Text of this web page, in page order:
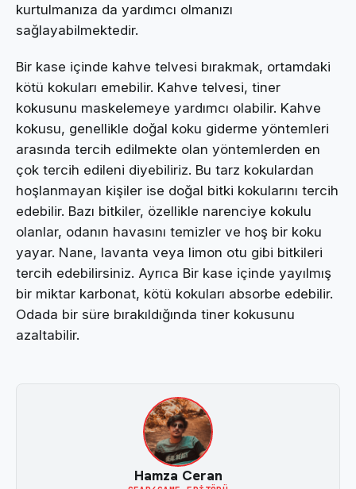
kurtulmanıza da yardımcı olmanızı
sağlayabilmektedir.
Bir kase içinde kahve telvesi bırakmak, ortamdaki
kötü kokuları emebilir. Kahve telvesi, tiner
kokusunu maskelemeye yardımcı olabilir. Kahve
kokusu, genellikle doğal koku giderme yöntemleri
arasında tercih edilmekte olan yöntemlerden en
çok tercih edileni diyebiliriz. Bu tarz kokulardan
hoşlanmayan kişiler ise doğal bitki kokularını tercih
edebilir. Bazı bitkiler, özellikle narenciye kokulu
olanlar, odanın havasını temizler ve hoş bir koku
yayar. Nane, lavanta veya limon otu gibi bitkileri
tercih edebilirsiniz. Ayrıca Bir kase içinde yayılmış
bir miktar karbonat, kötü kokuları absorbe edebilir.
Odada bir süre bırakıldığında tiner kokusunu
azaltabilir.
Hamza Ceran